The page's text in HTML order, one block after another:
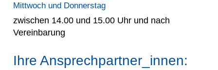
Mittwoch und Donnerstag
zwischen 14.00 und 15.00 Uhr und nach
Vereinbarung
Ihre Ansprechpartner_innen: